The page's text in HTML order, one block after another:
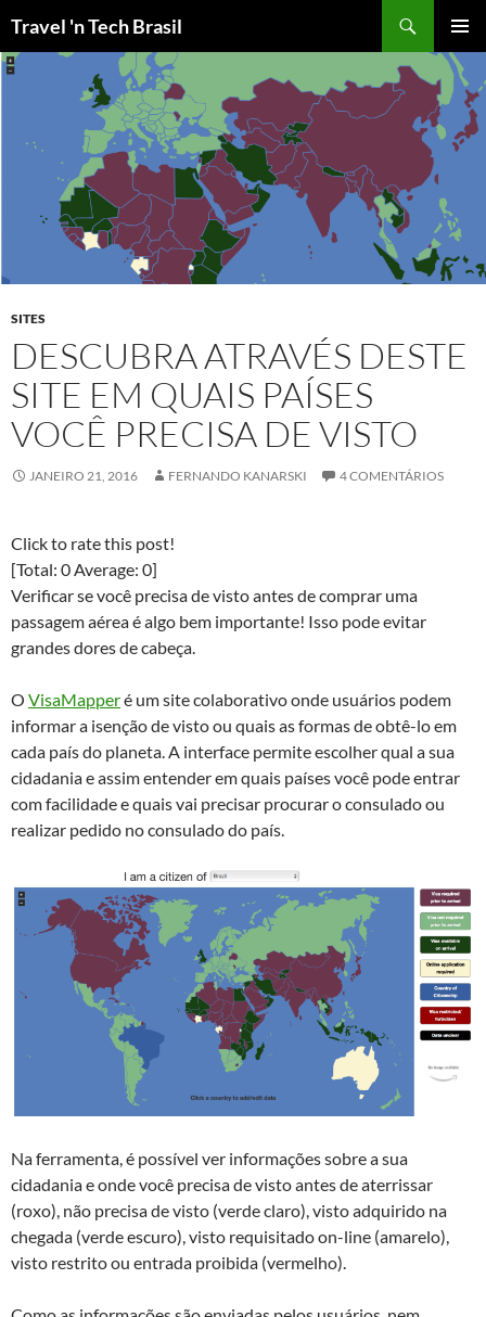
para
o
Travel 'n Tech Brasil
MENU
SITES
DESCUBRA ATRAVÉS DESTE
SITE EM QUAIS PAÍSES
VOCÊ PRECISA DE VISTO
JANEIRO 21, 2016 FERNANDO KANARSKI 4 COMENTÁRIOS
Click to rate this post!
[Total: 0Average: 0]
Verificar se você precisa de visto antes de comprar uma
passagem aérea é algo bem importante! Isso pode evitar
grandes dores de cabeça.
O VisaMapperé um site colaborativo onde usuários podem
informar a isenção de visto ou quais as formas de obtê-lo em
cada país do planeta. A interface permite escolher qual a sua
cidadania e assim entender em quais países você pode entrar
com facilidade e quais vai precisar procurar o consulado ou
realizar pedido no consulado do país.
Na ferramenta, é possível ver informações sobre a sua
cidadania e onde você precisa de visto antes de aterrissar
(roxo), não precisa de visto (verde claro), visto adquirido na
chegada (verde escuro), visto requisitado on-line (amarelo),
visto restrito ou entrada proibida (vermelho).